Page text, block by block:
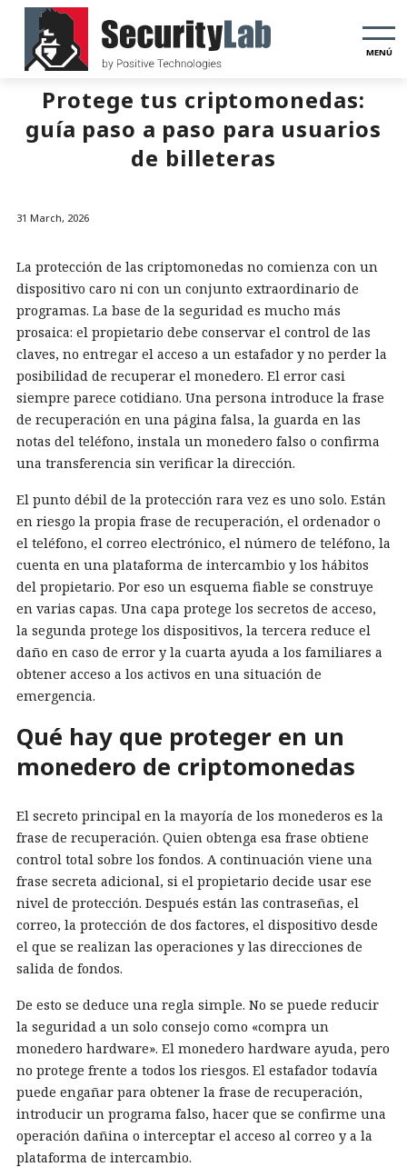
MENÚ
Protege tus criptomonedas:
guía paso a paso para usuarios
de billeteras
31 March, 2026
La protección de las criptomonedas no comienza con un
dispositivo caro ni con un conjunto extraordinario de
programas. La base de la seguridad es mucho más
prosaica: el propietario debe conservar el control de las
claves, no entregar el acceso a un estafador y no perder la
posibilidad de recuperar el monedero. El error casi
siempre parece cotidiano. Una persona introduce la frase
de recuperación en una página falsa, la guarda en las
notas del teléfono, instala un monedero falso o confirma
una transferencia sin verificar la dirección.
El punto débil de la protección rara vez es uno solo. Están
en riesgo la propia frase de recuperación, el ordenador o
el teléfono, el correo electrónico, el número de teléfono, la
cuenta en una plataforma de intercambio y los hábitos
del propietario. Por eso un esquema fiable se construye
en varias capas. Una capa protege los secretos de acceso,
la segunda protege los dispositivos, la tercera reduce el
daño en caso de error y la cuarta ayuda a los familiares a
obtener acceso a los activos en una situación de
emergencia.
Qué hay que proteger en un
monedero de criptomonedas
El secreto principal en la mayoría de los monederos es la
frase de recuperación. Quien obtenga esa frase obtiene
control total sobre los fondos. A continuación viene una
frase secreta adicional, si el propietario decide usar ese
nivel de protección. Después están las contraseñas, el
correo, la protección de dos factores, el dispositivo desde
el que se realizan las operaciones y las direcciones de
salida de fondos.
De esto se deduce una regla simple. No se puede reducir
la seguridad a un solo consejo como «compra un
monedero hardware». El monedero hardware ayuda, pero
no protege frente a todos los riesgos. El estafador todavía
puede engañar para obtener la frase de recuperación,
introducir un programa falso, hacer que se confirme una
operación dañina o interceptar el acceso al correo y a la
plataforma de intercambio.